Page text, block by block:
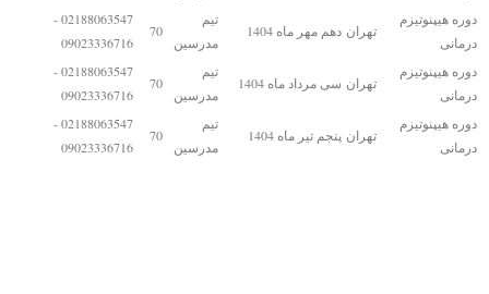
دوره هیپنوتیزم
درمانی
تهران دهم مهر ماه 1404
تیم
مدرسین
70
02188063547 -
09023336716
دوره هیپنوتیزم
درمانی
تهران سی مرداد ماه 1404
تیم
مدرسین
70
02188063547 -
09023336716
دوره هیپنوتیزم
درمانی
تهران پنجم تیر ماه 1404
تیم
مدرسین
70
02188063547 -
09023336716